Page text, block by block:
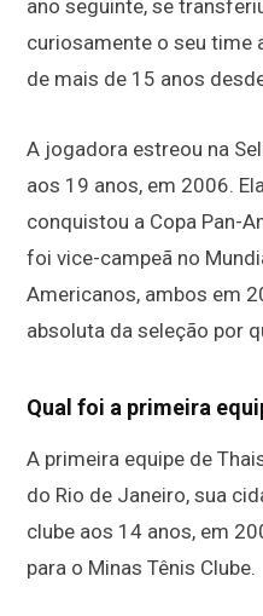
ano seguinte, se
curiosamente o seu time
de mais de 15 anos
A jogadora estreou na
aos 19 anos, em 2006.
conquistou a Copa Pan-
foi vice-campeã no
Americanos, ambos em
absoluta da seleção por
Qual foi a primeira
A primeira equipe de
do Rio de Janeiro, sua
clube aos 14 anos, em
para o Minas Tênis Clube.